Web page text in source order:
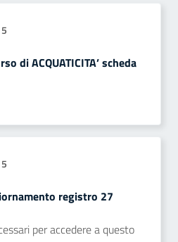
di ACQUATICITA’ scheda
registro 27
per accedere a questo